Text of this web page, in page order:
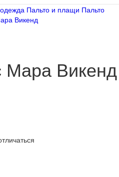
Пальто и плащи Пальто
Викенд
Мара Викенд